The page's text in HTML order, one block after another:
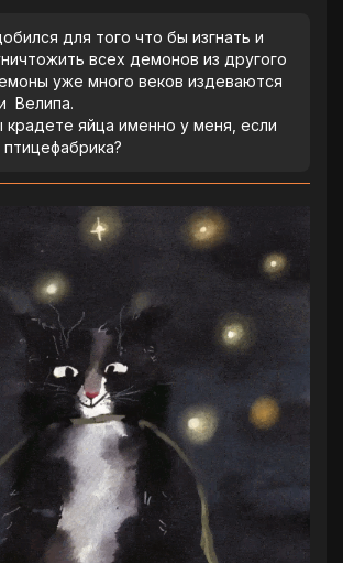
для того что бы изгнать и
всех демонов из другого
уже много веков издеваются
Велипа.
яйца именно у меня, если